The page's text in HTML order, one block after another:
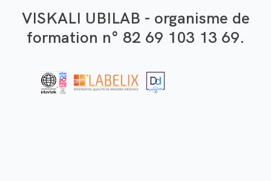
VISKALI UBILAB - organisme de
formation n° 82 69 103 13 69.